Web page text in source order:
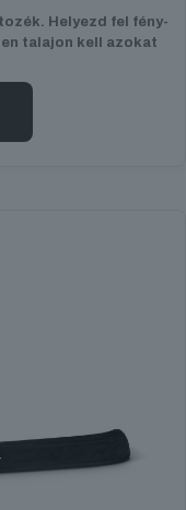
Helyezd fel fény-
talajon kell azokat